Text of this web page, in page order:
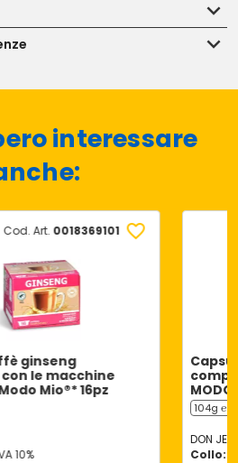
interessare
Cod. Art. 0018369101
ginseng
le macchine
Mio®* 16pz
10%
MODO
104g ℮
DON
Collo: